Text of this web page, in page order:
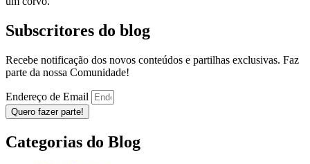
Subscritores do blog
Recebe notificação dos novos conteúdos e partilhas exclusivas. Faz
parte da nossa Comunidade!
Endereço de Email
Quero fazer parte!
Categorias do Blog